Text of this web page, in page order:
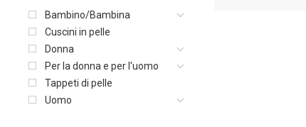
Bambino/Bambina
Cuscini in pelle
Donna
Per la donna e per l'uomo
Tappeti di pelle
Uomo